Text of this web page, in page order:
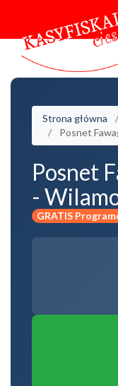
Strona główna
Posnet
Posnet
-
GRATIS